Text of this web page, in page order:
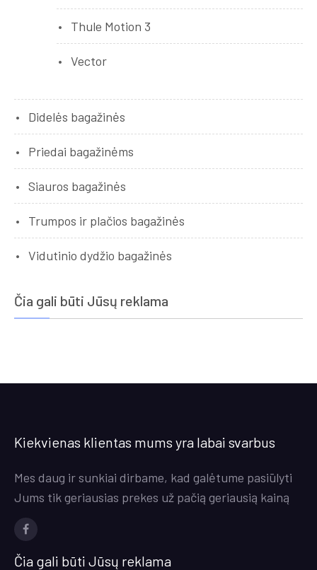
Thule Motion 3
Vector
Didelės bagažinės
Priedai bagažinėms
Siauros bagažinės
Trumpos ir plačios bagažinės
Vidutinio dydžio bagažinės
Čia gali būti Jūsų reklama
Kiekvienas klientas mums yra labai svarbus
Mes daug ir sunkiai dirbame, kad galėtume pasiūlyti
Jums tik geriausias prekes už pačią geriausią kainą
Čia gali būti Jūsų reklama